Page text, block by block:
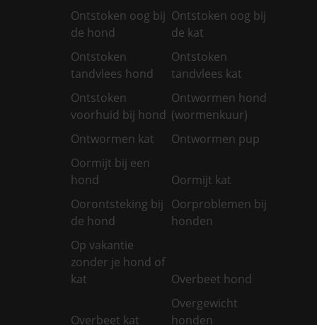
Ontstoken oog bij
de hond
Ontstoken oog bij
de kat
Ontstoken
tandvlees hond
Ontstoken
tandvlees kat
Ontstoken
voorhuid bij hond
Ontwormen hond
(wormenkuur)
Ontwormen kat
Ontwormen pup
Oormijt bij een
hond
Oormijt kat
Oorontsteking bij
de hond
Oorproblemen bij
honden
Op vakantie
zonder je hond of
kat
Overbeet hond
Overbeet kat
Overgewicht
honden